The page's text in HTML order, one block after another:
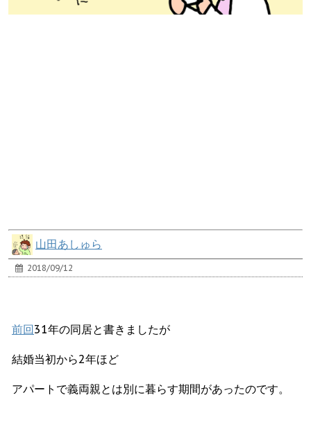
山田あしゅら
2018/09/12
前回31年の同居と書きましたが
結婚当初から2年ほど
アパートで義両親とは別に暮らす期間があったのです。